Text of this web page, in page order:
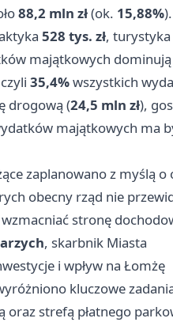
88,2 mln zł(ok. 15,88%
528 tys. zł, turystyka
majątkowych
35,4%wszystkich
drogową (24,5 mln zł),
majątkowych ma
zaplanowano z myślą
obecny rząd nie
stronę
, skarbnik Miasta
i wpływ na Łomżę
kluczowe
strefą płatnego